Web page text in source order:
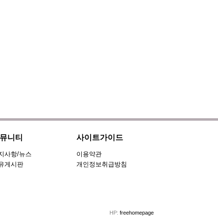
니티
사항/뉴스
게시판
사이트가이드
이용약관
개인정보취급방침
HP: freehomepage